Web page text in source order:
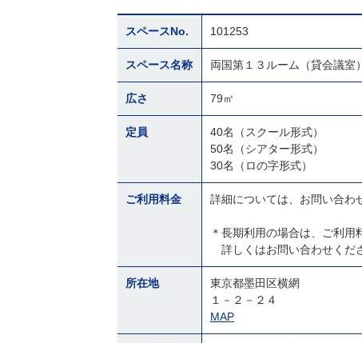
スペースNo. 101253
スペース名称 両国第１３ルーム（貸会議室）
広さ 79㎡
定員
40名（スクール形式）
50名（シアター形式）
30名（ロの字形式）
ご利用料金 詳細については、お問い合わ
＊長期利用の場合は、ご利用
詳しくはお問い合わせくだ
所在地
東京都墨田区横網
１－２－２４
MAP